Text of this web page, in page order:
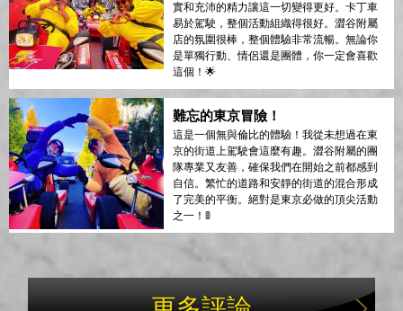
實和充沛的精力讓這一切變得更好。卡丁車
易於駕駛，整個活動組織得很好。澀谷附屬
店的氛圍很棒，整個體驗非常流暢。無論你
是單獨行動、情侶還是團體，你一定會喜歡
這個！🌟
難忘的東京冒險！
這是一個無與倫比的體驗！我從未想過在東
京的街道上駕駛會這麼有趣。澀谷附屬的團
隊專業又友善，確保我們在開始之前都感到
自信。繁忙的道路和安靜的街道的混合形成
了完美的平衡。絕對是東京必做的頂尖活動
之一！🚦